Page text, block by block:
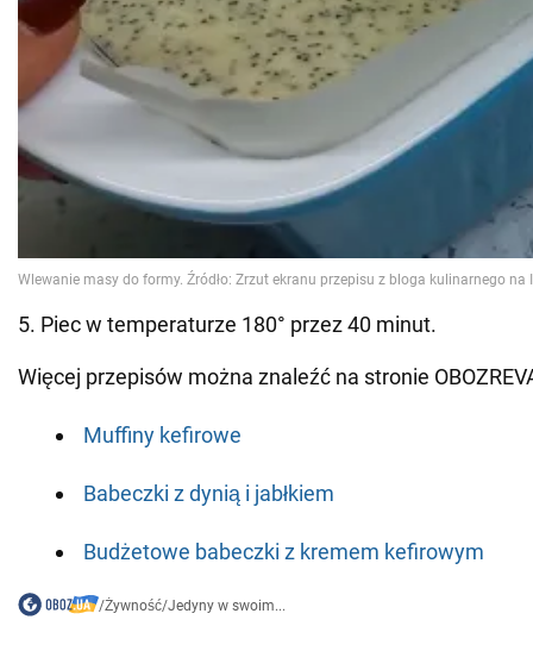
5. Piec w temperaturze 180° przez 40 minut.
Więcej przepisów można znaleźć na stronie
Muffiny kefirowe
Babeczki z dynią i jabłkiem
Budżetowe babeczki z kremem kefirowym
/Żywność/Jedyny w swoim...